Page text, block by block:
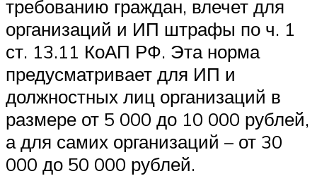
требованию граждан, влечет для
организаций и ИП штрафы по ч. 1
ст. 13.11 КоАП РФ. Эта норма
предусматривает для ИП и
должностных лиц организаций в
размере от 5 000 до 10 000 рублей,
а для самих организаций – от 30
000 до 50 000 рублей.